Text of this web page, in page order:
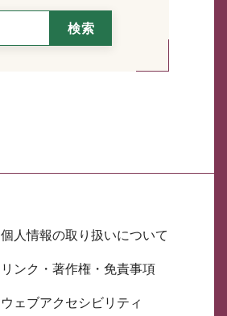
個人情報の取り扱いについて
リンク・著作権・免責事項
ウェブアクセシビリティ